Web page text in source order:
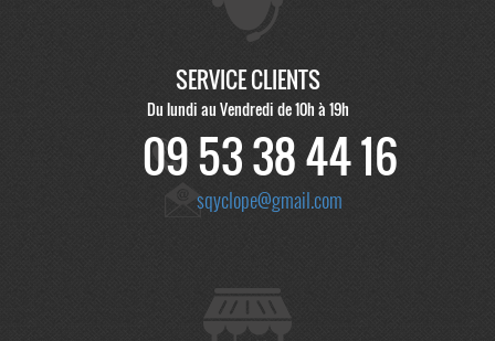
SERVICE CLIENTS
Du lundi au Vendredi de 10h à 19h
09 53 38 44 16
sqyclope@gmail.com